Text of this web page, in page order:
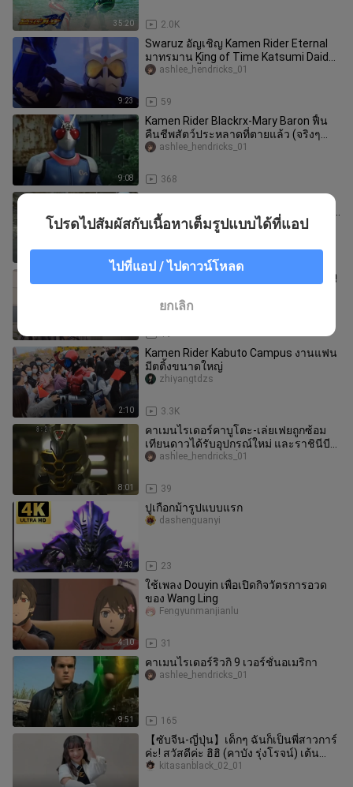
35:20 2.0K
9:23
Swaruz อัญเชิญ Kamen Rider Eternal
มาทรมาน King of Time Katsumi Daido
อย่างโหดเหี้ยม: ฉันไม่ได้แพ้ แ
59
ashlee_hendricks_01
9:08
Kamen Rider Blackrx-Mary Baron ฟื้น
คืนชีพสัตว์ประหลาดที่ตายแล้ว (จริงๆ
แล้วไม่มีผู้ชายอีกแล้ว) อัศวิ
368
ashlee_hendricks_01
รวมตัวกัน, จักรพรรดิ Clexis เรียกการยิง,
Gedorion กลายเป็นแพะรับบา
155
ashlee_hendricks_01
โปรดหยุดพฤติกรรมเสแสร้งของคุณ-โทคุ
19
__u__ushi__u__u
2:10
Kamen Rider Kabuto Campus งานแฟน
มีตติ้งขนาดใหญ่
3.3K
zhiyangtdzs
8:01
คาเมนไรเดอร์คาบูโตะ-เล่ยเฟยถูกซ้อม
เทียนดาวได้รับอุปกรณ์ใหม่ และราชินีบี
เวอร์ชั่นคาเงยามะก็ปรากฏตัวข
39
ashlee_hendricks_01
2:43
ปูเกือกม้ารูปแบบแรก
23
dashenguanyi
4:10
ใช้เพลง Douyin เพื่อเปิดกิจวัตรการอวด
ของ Wang Ling
31
Fengyunmanjianlu
9:51
คาเมนไรเดอร์ริวกิ 9 เวอร์ชั่นอเมริกา
165
ashlee_hendricks_01
【ซับจีน-ญี่ปุ่น】เด็กๆ ฉันก็เป็นพี่สาวการ์
ค่ะ! สวัสดีค่ะ ฮิฮิ (คาบัง รุ่งโรจน์) เต้น
เวอร์ชันเต็มเพลงเ
kitasanblack_02_01
โปรดไปสัมผัสกับเนื้อหาเต็มรูปแบบได้ที่แอป
ไปที่แอป / ไปดาวน์โหลด
ยกเลิก